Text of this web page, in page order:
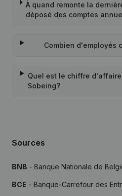
À quand remonte la
déposé des comptes
Combien d'employés
Quel est le chiffre
Sobeing?
Sources
BNB - Banque Nationale de
BCE - Banque-Carrefour des